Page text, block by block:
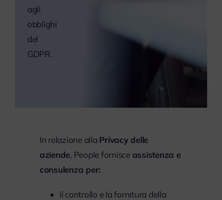
agli
obblighi
del
GDPR.
In relazione alla Privacy delle
aziende, People fornisce assistenza e
consulenza per:
il controllo e la fornitura della